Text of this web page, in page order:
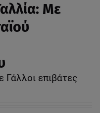
Με
Γάλλοι επιβάτες